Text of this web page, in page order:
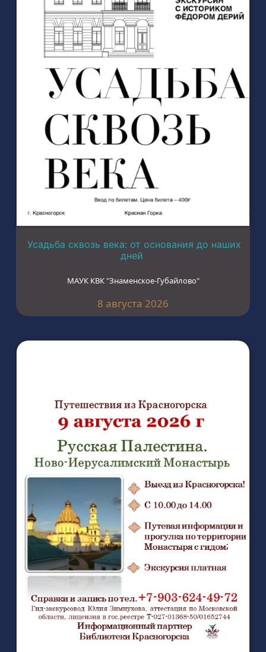
Усадьба сквозь века: от основания до наших
дней
МАУК КВК "Знаменское-Губайлово"
8 августа 2026